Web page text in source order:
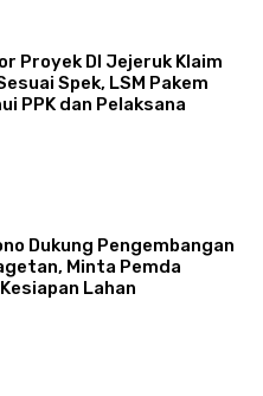
Proyek DI Jejeruk Klaim
Spek, LSM Pakem
PPK dan Pelaksana
Dukung Pengembangan
Minta Pemda
Lahan